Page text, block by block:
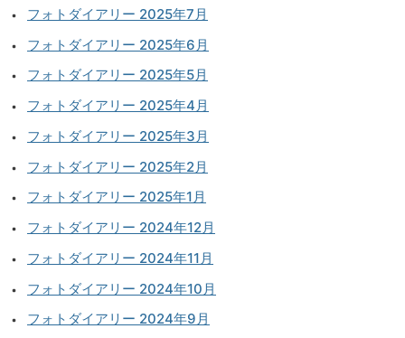
フォトダイアリー 2025年7月
フォトダイアリー 2025年6月
フォトダイアリー 2025年5月
フォトダイアリー 2025年4月
フォトダイアリー 2025年3月
フォトダイアリー 2025年2月
フォトダイアリー 2025年1月
フォトダイアリー 2024年12月
フォトダイアリー 2024年11月
フォトダイアリー 2024年10月
フォトダイアリー 2024年9月